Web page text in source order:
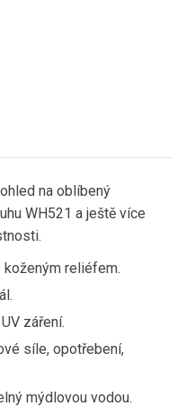
na oblíbený
WH521 a ještě více
koženým reliéfem.
záření.
síle, opotřebení,
mýdlovou vodou.